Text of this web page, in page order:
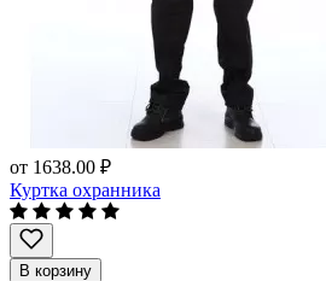
от 1638.00 ₽
Куртка охранника
В корзину